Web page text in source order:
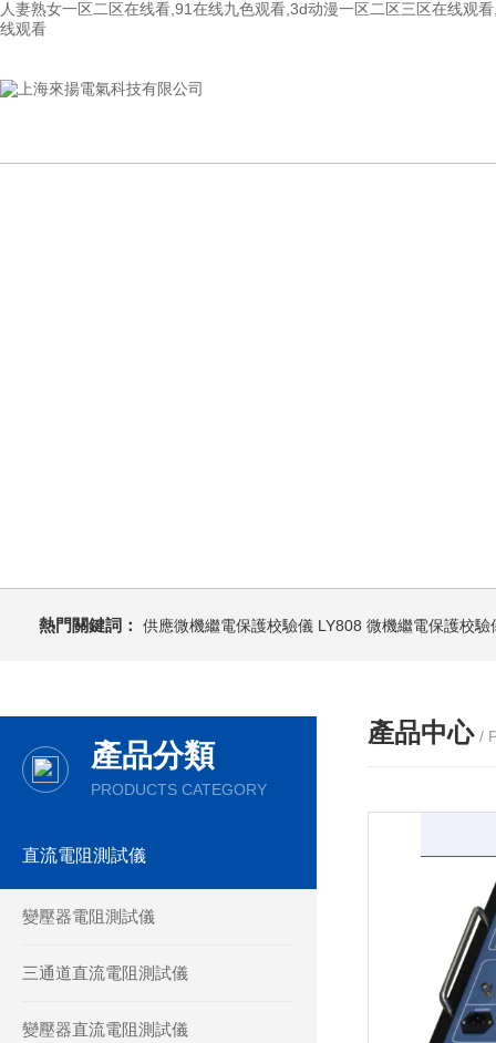
人妻熟女一区二区在线看,91在线九色观看,3d动漫一区二区三区在线观
线观看
熱門關鍵詞： 供應微機繼電保護校驗儀 LY808 微機繼電保護校驗
產品分類
PRODUCTS CATEGORY
直流電阻測試儀
變壓器電阻測試儀
三通道直流電阻測試儀
變壓器直流電阻測試儀
產品中心 /